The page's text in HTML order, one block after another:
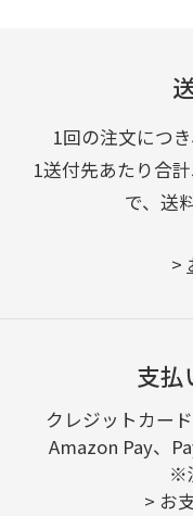
1回の注文につ
1送付先あたり合
で、送
>
支払
クレジットカー
Amazon Pay、
※
> お